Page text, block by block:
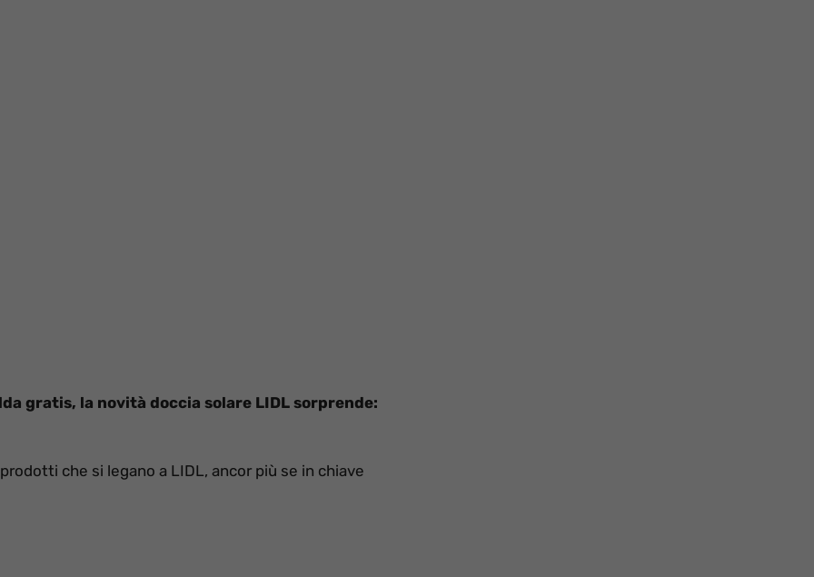
gratis, la novità doccia solare LIDL sorprende:
che si legano a LIDL, ancor più se in chiave